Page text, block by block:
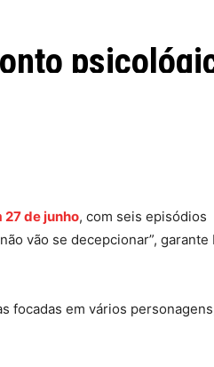
27 de junho, com seis episódios
vão se decepcionar”, garante
focadas em vários